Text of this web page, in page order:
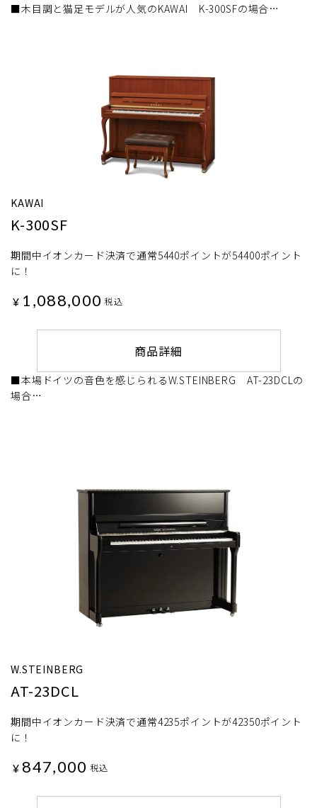
■木目調と猫足モデルが人気のKAWAI K-300SFの場合…
KAWAI
K-300SF
期間中イオンカード決済で通常5440ポイントが54400ポイント
に！
¥ 1,088,000 税込
商品詳細
■本場ドイツの音色を感じられるW.STEINBERG AT-23DCLの
場合…
W.STEINBERG
AT-23DCL
期間中イオンカード決済で通常4235ポイントが42350ポイント
に！
¥ 847,000 税込